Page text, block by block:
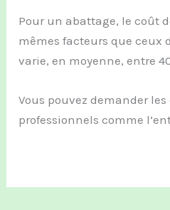
Pour un abattage, le coût
mêmes facteurs que ceux
varie, en moyenne, entre
Vous pouvez demander les
professionnels comme